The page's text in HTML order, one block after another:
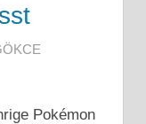
Pokémon